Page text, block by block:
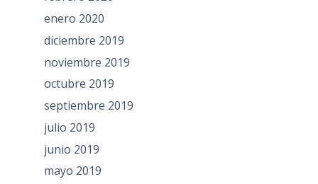
enero 2020
diciembre 2019
noviembre 2019
octubre 2019
septiembre 2019
julio 2019
junio 2019
mayo 2019